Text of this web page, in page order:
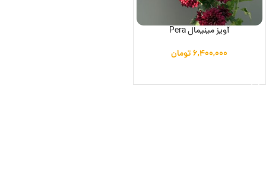
آویز مینیمال Pera
۶,۴۰۰,۰۰۰تومان